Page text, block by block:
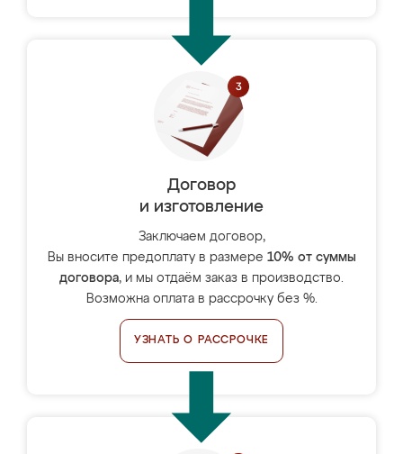
Договор
и изготовление
Заключаем договор,
Вы вносите предоплату в размере 10% от суммы
договора, и мы отдаём заказ в производство.
Возможна оплата в рассрочку без %.
УЗНАТЬ О РАССРОЧКЕ